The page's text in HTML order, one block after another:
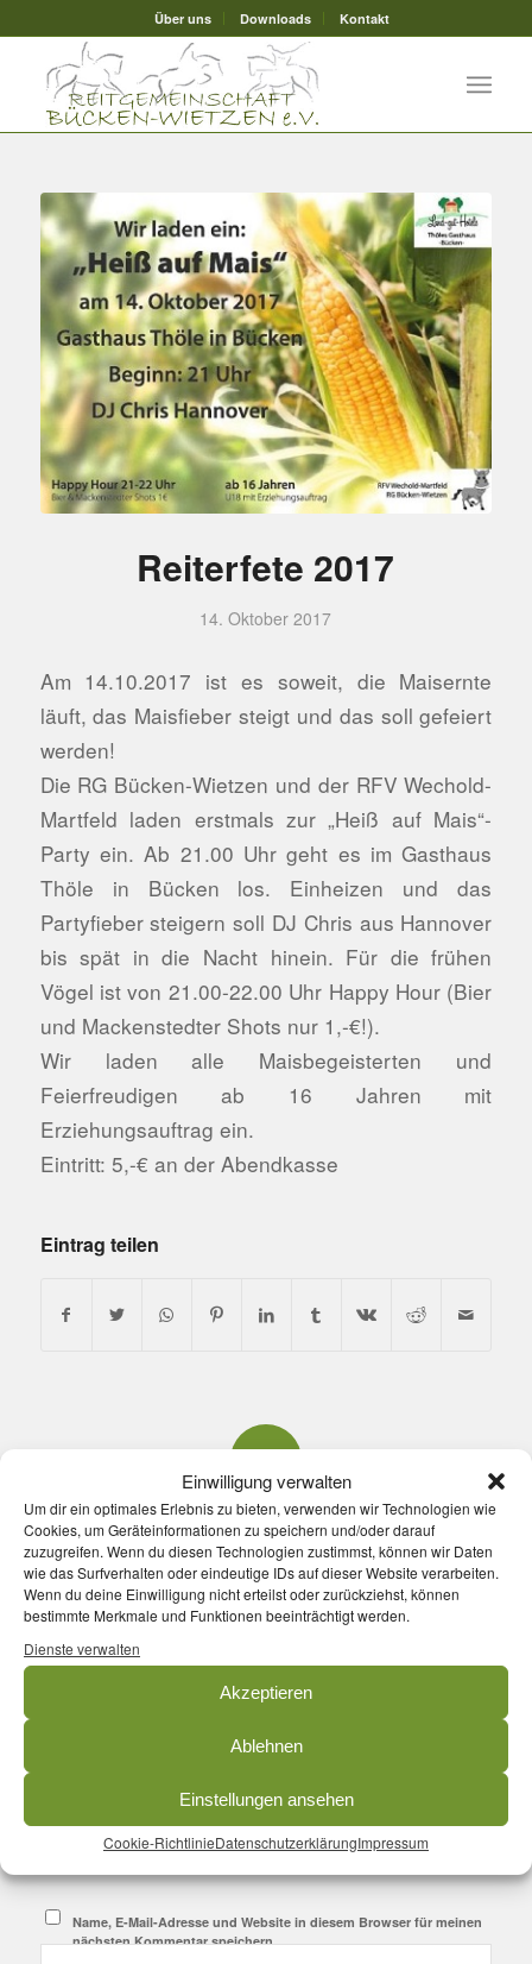
Einwilligung verwalten
Um dir ein optimales Erlebnis zu bieten, verwenden wir Technologien wie
Cookies, um Geräteinformationen zu speichern und/oder darauf
zuzugreifen. Wenn du diesen Technologien zustimmst, können wir Daten
wie das Surfverhalten oder eindeutige IDs auf dieser Website verarbeiten.
Wenn du deine Einwilligung nicht erteilst oder zurückziehst, können
bestimmte Merkmale und Funktionen beeinträchtigt werden.
Dienste verwalten
Akzeptieren
Ablehnen
Einstellungen ansehen
Cookie-RichtlinieDatenschutzerklärungImpressum
Über uns Downloads Kontakt
Reiterfete 2017
14. Oktober 2017
Am 14.10.2017 ist es soweit, die Maisernte
läuft, das Maisfieber steigt und das soll gefeiert
werden!
Die RG Bücken-Wietzen und der RFV Wechold-
Martfeld laden erstmals zur „Heiß auf Mais“-
Party ein. Ab 21.00 Uhr geht es im Gasthaus
Thöle in Bücken los. Einheizen und das
Partyfieber steigern soll DJ Chris aus Hannover
bis spät in die Nacht hinein. Für die frühen
Vögel ist von 21.00-22.00 Uhr Happy Hour (Bier
und Mackenstedter Shots nur 1,-€!).
Wir laden alle Maisbegeisterten und
Feierfreudigen ab 16 Jahren mit
Erziehungsauftrag ein.
Eintritt: 5,-€ an der Abendkasse
Eintrag teilen
0
KOMMENTARE
Hinterlasse einen Kommentar
An der Diskussion beteiligen?
Hinterlasse uns deinen Kommentar!
Website
Name, E-Mail-Adresse und Website in diesem Browser für meinen
nächsten Kommentar speichern.